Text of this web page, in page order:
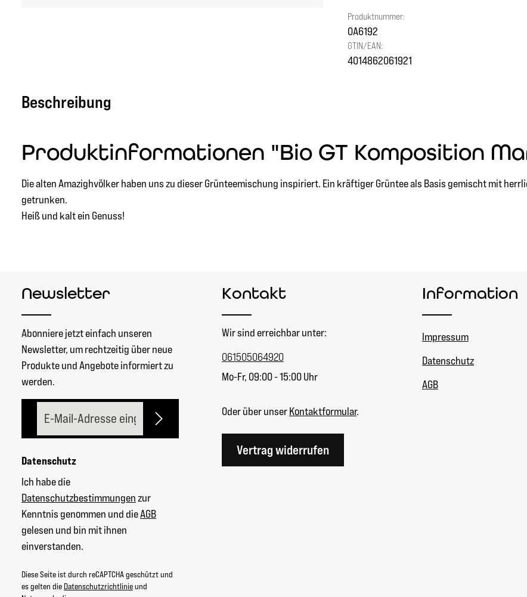
Produktnummer:
OA6192
GTIN/EAN:
4014862061921
Beschreibung
Produktinformationen "Bio GT Komposition
Die alten Amazighvölker haben uns zu dieser Grünteemischung inspiriert. Ein kräftiger Grüntee als Basis gemischt mit
getrunken.
Heiß und kalt ein Genuss!
Newsletter
Abonniere jetzt einfach unseren
Newsletter, um rechtzeitig über neue
Produkte und Angebote informiert zu
werden.
Datenschutz
Ich habe die
Datenschutzbestimmungenzur
Kenntnis genommen und dieAGB
gelesen und bin mit ihnen
einverstanden.
Diese Seite ist durch reCAPTCHA geschützt und
es gelten die Datenschutzrichtlinieund
Kontakt
Wir sind erreichbar unter:
061505064920
Mo-Fr, 09:00 - 15:00 Uhr
Oder über unserKontaktformular.
Vertrag widerrufen
Information
Impressum
Datenschutz
AGB